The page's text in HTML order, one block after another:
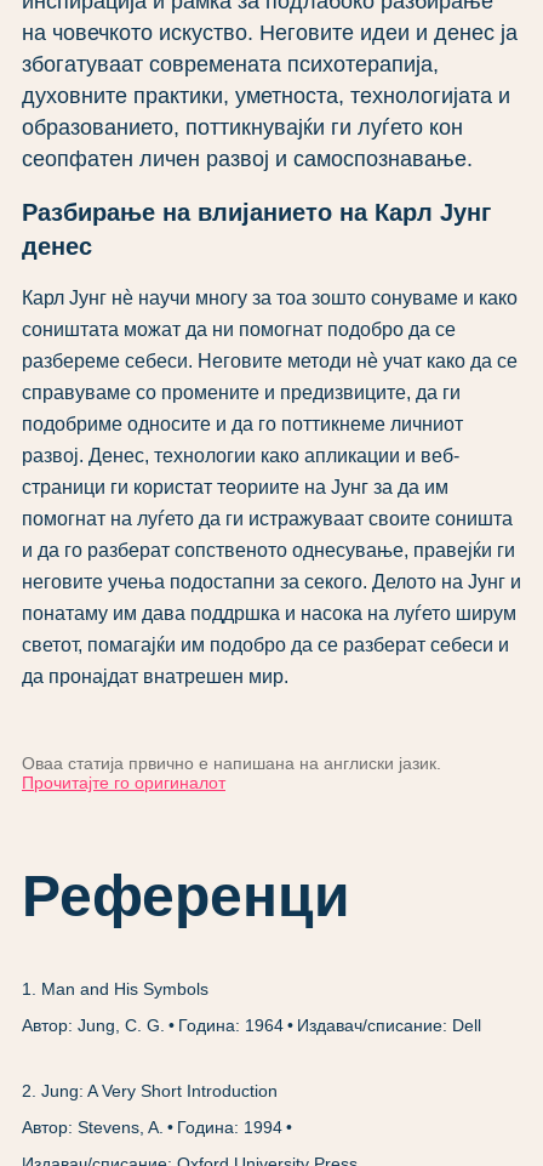
на човечкото искуство. Неговите идеи и денес ја
збогатуваат современата психотерапија,
духовните практики, уметноста, технологијата и
образованието, поттикнувајќи ги луѓето кон
сеопфатен личен развој и самоспознавање.
Разбирање на влијанието на Карл Јунг
денес
Карл Јунг нè научи многу за тоа зошто сонуваме и како
соништата можат да ни помогнат подобро да се
разбереме себеси. Неговите методи нè учат како да се
справуваме со промените и предизвиците, да ги
подобриме односите и да го поттикнеме личниот
развој. Денес, технологии како апликации и веб-
страници ги користат теориите на Јунг за да им
помогнат на луѓето да ги истражуваат своите соништа
и да го разберат сопственото однесување, правејќи ги
неговите учења подостапни за секого. Делото на Јунг и
понатаму им дава поддршка и насока на луѓето ширум
светот, помагајќи им подобро да се разберат себеси и
да пронајдат внатрешен мир.
Оваа статија првично е напишана на англиски јазик.
Прочитајте го оригиналот
Референци
1. Man and His Symbols
Автор: Jung, C. G.
Година: 1964 Издавач/списание: Dell
2. Jung: A Very Short Introduction
Автор: Stevens, A.
Година: 1994